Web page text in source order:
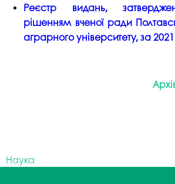
Реєстр видань,
рішенням вченої ради
аграрного університету,за
Наука